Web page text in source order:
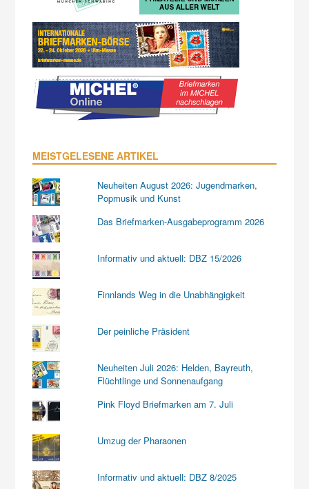
MEISTGELESENE ARTIKEL
Neuheiten August 2026: Jugendmarken,
Popmusik und Kunst
Das Briefmarken-Ausgabeprogramm 2026
Informativ und aktuell: DBZ 15/2026
Finnlands Weg in die Unabhängigkeit
Der peinliche Präsident
Neuheiten Juli 2026: Helden, Bayreuth,
Flüchtlinge und Sonnenaufgang
Pink Floyd Briefmarken am 7. Juli
Umzug der Pharaonen
Informativ und aktuell: DBZ 8/2025